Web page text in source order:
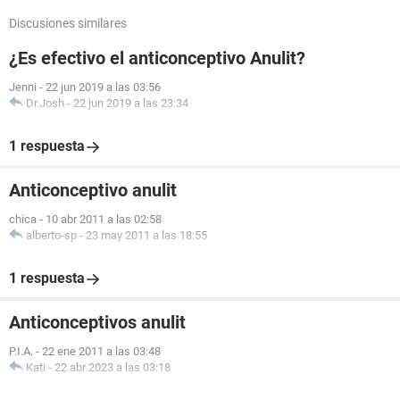
Discusiones similares
¿Es efectivo el anticonceptivo Anulit?
Jenni - 22 jun 2019 a las 03:56
Dr.Josh - 22 jun 2019 a las 23:34
1 respuesta
Anticonceptivo anulit
chica - 10 abr 2011 a las 02:58
alberto-sp - 23 may 2011 a las 18:55
1 respuesta
Anticonceptivos anulit
P.I.A. - 22 ene 2011 a las 03:48
Kati - 22 abr 2023 a las 03:18